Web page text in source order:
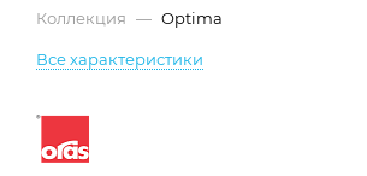
Коллекция — Optima
Все характеристики